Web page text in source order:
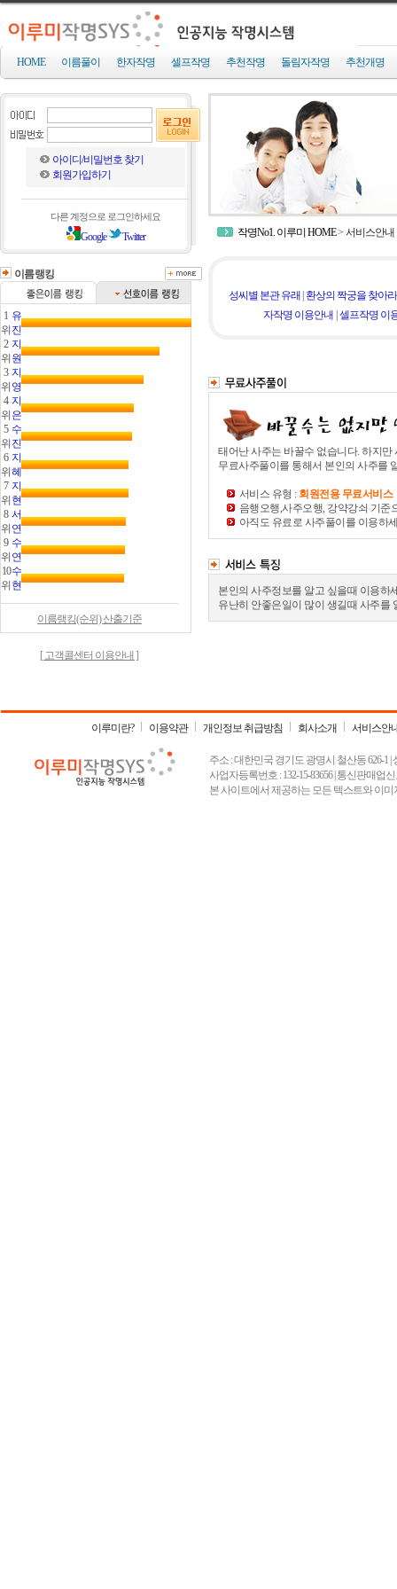
HOME 이름풀이 한자작명 셀프작명 추천작명 돌림자작명 추천개명
아이디/비밀번호 찾기
회원가입하기
다른 계정으로 로그인하세요
Google Twitter
이름랭킹
1
위
유
진
2
위
지
원
3
위
지
영
4
위
지
은
5
위
수
진
6
위
지
혜
7
위
지
현
8
위
서
연
9
위
수
연
10
위
수
현
이름랭킹(순위) 산출기준
[ 고객콜센터 이용안내 ]
작명No1. 이루미 HOME> 서비스안내
성씨별 본관 유래 환상의 짝궁을 찾아라
자작명 이용안내 셀프작명 이
태어난 사주는 바꿀수 없습니다. 하지
무료사주풀이를 통해서 본인의 사주를
서비스 유형 : 회원전용 무료서비스
음행오행,사주오행, 강약강쇠 기준
아직도 유료로 사주풀이를 이용하
본인의 사주정보를 알고 싶을때 이용하
유난히 안좋은일이 많이 생길때 사주를
이루미란? 이용약관 개인정보 취급방침 회사소개 서비스안
주소 : 대한민국 경기도 광명시 철산동 626-1 |
사업자등록번호 : 132-15-83656 | 통신판매업
본 사이트에서 제공하는 모든 텍스트와 이